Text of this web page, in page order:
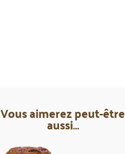
Vous aimerez peut-être
aussi…